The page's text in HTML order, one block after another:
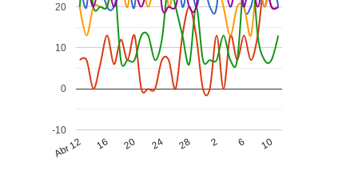
Abr 12 16 20 24 28 2 6 10
-10
0
10
20